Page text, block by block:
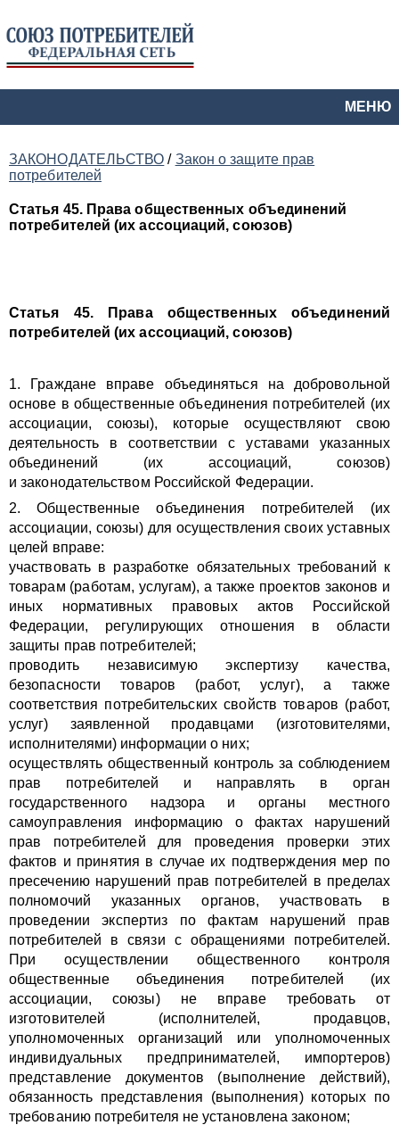
МЕНЮ
ЗАКОНОДАТЕЛЬСТВО / Закон о защите прав
потребителей
Статья 45. Права общественных объединений
потребителей (их ассоциаций, союзов)
Статья 45. Права общественных объединений
потребителей (их ассоциаций, союзов)
1. Граждане вправе объединяться на добровольной
основе в общественные объединения потребителей (их
ассоциации, союзы), которые осуществляют свою
деятельность в соответствии с уставами указанных
объединений (их ассоциаций, союзов)
и законодательством Российской Федерации.
2. Общественные объединения потребителей (их
ассоциации, союзы) для осуществления своих уставных
целей вправе:
участвовать в разработке обязательных требований к
товарам (работам, услугам), а также проектов законов и
иных нормативных правовых актов Российской
Федерации, регулирующих отношения в области
защиты прав потребителей;
проводить независимую экспертизу качества,
безопасности товаров (работ, услуг), а также
соответствия потребительских свойств товаров (работ,
услуг) заявленной продавцами (изготовителями,
исполнителями) информации о них;
осуществлять общественный контроль за соблюдением
прав потребителей и направлять в орган
государственного надзора и органы местного
самоуправления информацию о фактах нарушений
прав потребителей для проведения проверки этих
фактов и принятия в случае их подтверждения мер по
пресечению нарушений прав потребителей в пределах
полномочий указанных органов, участвовать в
проведении экспертиз по фактам нарушений прав
потребителей в связи с обращениями потребителей.
При осуществлении общественного контроля
общественные объединения потребителей (их
ассоциации, союзы) не вправе требовать от
изготовителей (исполнителей, продавцов,
уполномоченных организаций или уполномоченных
индивидуальных предпринимателей, импортеров)
представление документов (выполнение действий),
обязанность представления (выполнения) которых по
требованию потребителя не установлена законом;